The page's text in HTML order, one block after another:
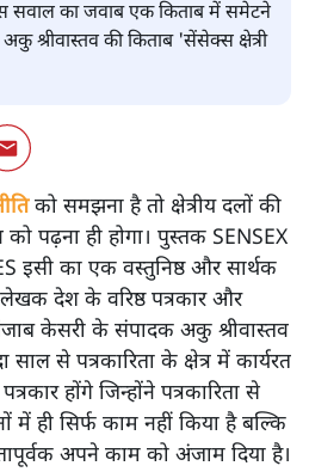
सवाल का जवाब एक किताब में समेटने
श्रीवास्तव की किताब 'सेंसेक्स क्षेत्री
को समझना है तो क्षेत्रीय दलों की
पढ़ना ही होगा। पुस्तक SENSEX
इसी का एक वस्तुनिष्ठ और सार्थक
देश के वरिष्ठ पत्रकार और
केसरी के संपादक अकु श्रीवास्तव
से पत्रकारिता के क्षेत्र में कार्यरत
होंगे जिन्होंने पत्रकारिता से
ही सिर्फ काम नहीं किया है बल्कि
अपने काम को अंजाम दिया है।